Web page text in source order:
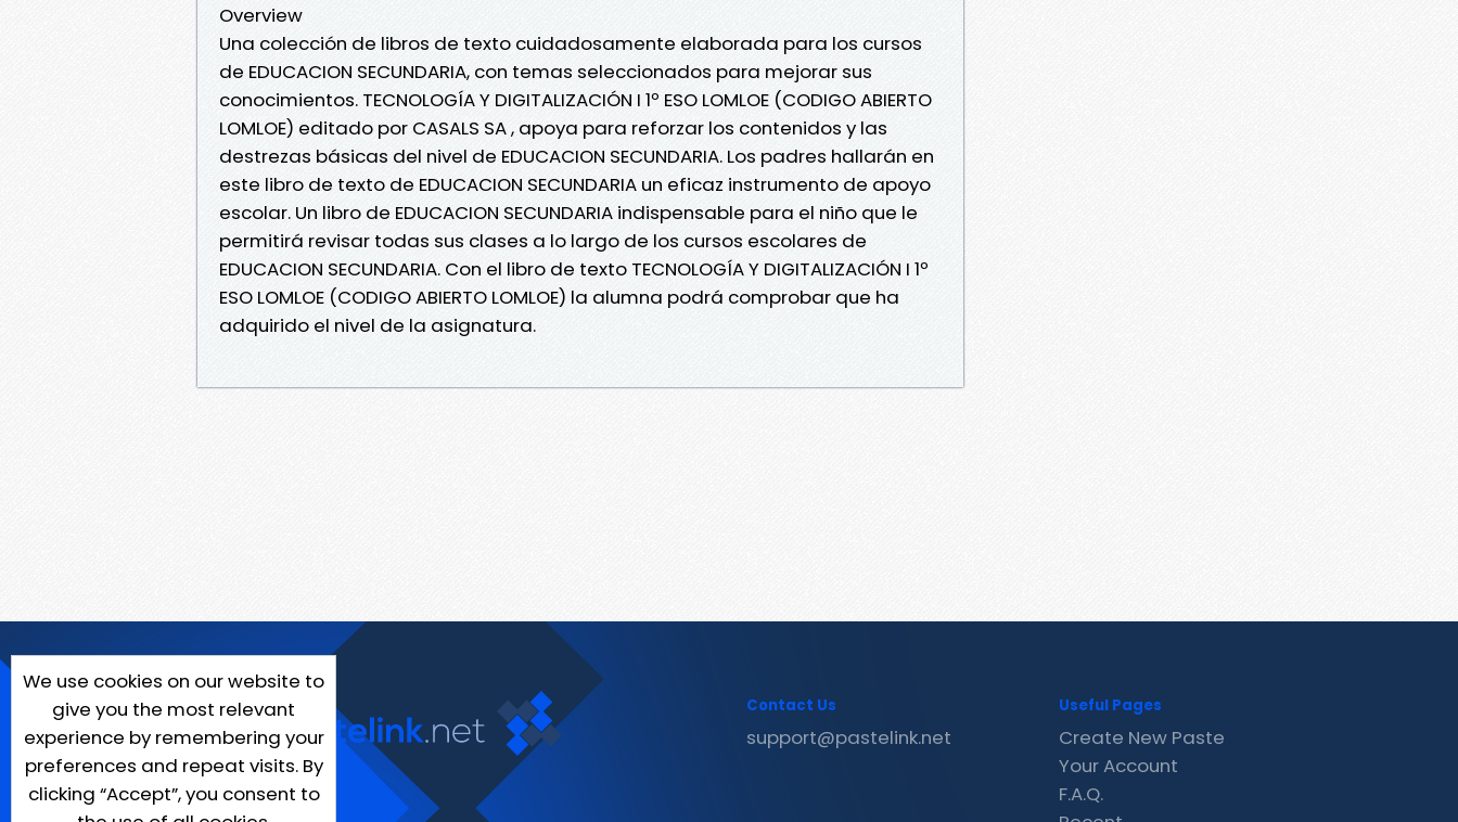
Overview
Una colección de libros de texto cuidadosamente elaborada para los cursos
de EDUCACION SECUNDARIA, con temas seleccionados para mejorar sus
conocimientos. TECNOLOGÍA Y DIGITALIZACIÓN I 1º ESO LOMLOE (CODIGO ABIERTO
LOMLOE) editado por CASALS SA , apoya para reforzar los contenidos y las
destrezas básicas del nivel de EDUCACION SECUNDARIA. Los padres hallarán en
este libro de texto de EDUCACION SECUNDARIA un eficaz instrumento de apoyo
escolar. Un libro de EDUCACION SECUNDARIA indispensable para el niño que le
permitirá revisar todas sus clases a lo largo de los cursos escolares de
EDUCACION SECUNDARIA. Con el libro de texto TECNOLOGÍA Y DIGITALIZACIÓN I 1º
ESO LOMLOE (CODIGO ABIERTO LOMLOE) la alumna podrá comprobar que ha
adquirido el nivel de la asignatura.
We use cookies on our website to
give you the most relevant
experience by remembering your
preferences and repeat visits. By
clicking “Accept”, you consent to
Contact Us
support@pastelink.net
Useful Pages
Create New Paste
Your Account
F.A.Q.